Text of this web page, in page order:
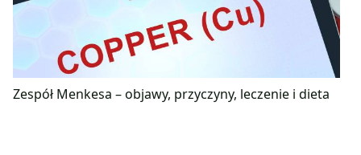
Zespół Menkesa – objawy, przyczyny, leczenie i dieta